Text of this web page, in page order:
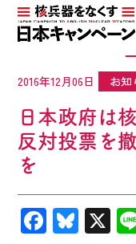
2016年12月06日 お知
日本政府は
反対投票を
を
X